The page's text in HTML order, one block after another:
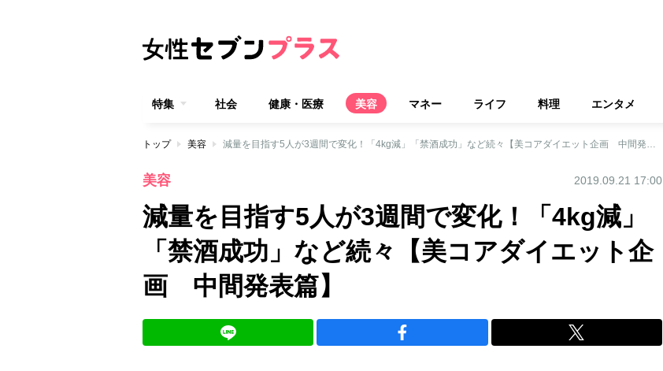
特集 社会 健康・医療 美容 マネー ライフ 料理 エンタメ
トップ 美容 減量を目指す5人が3週間で変化！「4kg減」「禁酒成功」など続々【美コアダイエット企画 中間発表篇】
美容 2019.09.21 17:00
減量を目指す5人が3週間で変化！「4kg減」
「禁酒成功」など続々【美コアダイエット企
画 中間発表篇】